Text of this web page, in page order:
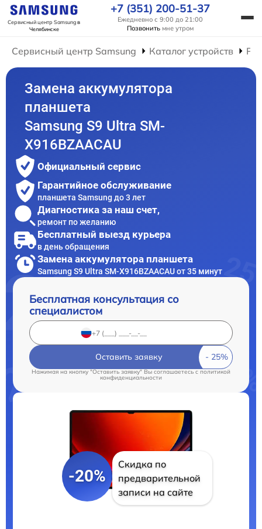
Сервисный центр Samsungв
Челябинске
+7 (351) 200-51-37
Ежедневно с 9:00 до 21:00
Позвонить мне утром
Сервисный центр Samsung Каталог устройств
Замена аккумулятора
планшета
Samsung S9 Ultra SM-
X916BZAACAU
Официальный сервис
Гарантийное обслуживание
планшета Samsung до 3 лет
Диагностика за наш счет,
ремонт по желанию
Бесплатный выезд курьера
в день обращения
Замена аккумулятора планшета
Samsung S9 Ultra SM-X916BZAACAU от 35 минут
Бесплатная консультация со
специалистом
Оставить заявку
Нажимая на кнопку "Оставить заявку" Вы соглашаетесь c политикой
конфиденциальности
-20%
Скидка по
предварительной
записи на сайте